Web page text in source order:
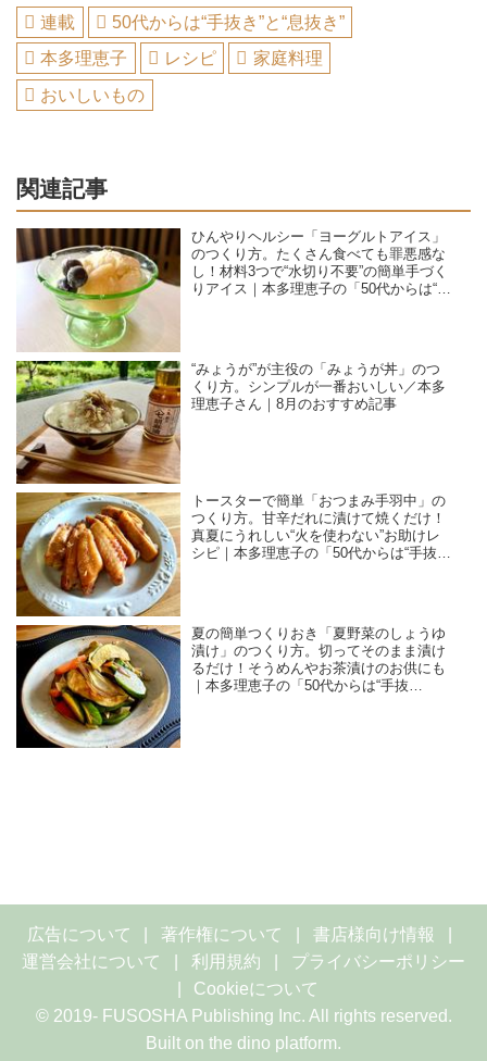
連載
50代からは“手抜き”と“息抜き”
本多理恵子
レシピ
家庭料理
おいしいもの
関連記事
ひんやりヘルシー「ヨーグルトアイス」
のつくり方。たくさん食べても罪悪感な
し！材料3つで“水切り不要”の簡単手づく
りアイス｜本多理恵子の「50代からは“手
“みょうが”が主役の「みょうが丼」のつ
くり方。シンプルが一番おいしい／本多
理恵子さん｜8月のおすすめ記事
トースターで簡単「おつまみ手羽中」の
つくり方。甘辛だれに漬けて焼くだけ！
真夏にうれしい“火を使わない”お助けレ
シピ｜本多理恵子の「50代からは“手抜
夏の簡単つくりおき「夏野菜のしょうゆ
漬け」のつくり方。切ってそのまま漬け
るだけ！そうめんやお茶漬けのお供にも
｜本多理恵子の「50代からは“手抜
広告について 著作権について
書店様向け情報
運営会社について
利用規約
プライバシーポリシー
Cookieについて
© 2019- FUSOSHA Publishing Inc. All rights reserved.
Built on the dino platform.